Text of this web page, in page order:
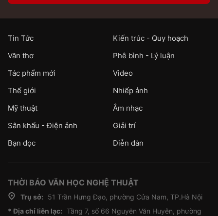
Tin Tức
Kiến trúc - Quy hoạch
Văn thơ
Phê bình - Lý luận
Tác phẩm mới
Video
Thế giới
Nhiếp ảnh
Mỹ thuật
Âm nhạc
Sân khấu - Điện ảnh
Giải trí
Bạn đọc
Diễn đàn
THỜI BÁO VĂN HỌC NGHỆ THUẬT
Trụ sở:
51 Trần Hưng Đạo, phường Cửa Nam, TP.Hà Nội
* Địa chỉ liên lạc: Tầng 7, số 66 Nguyễn Văn Huyên, phường